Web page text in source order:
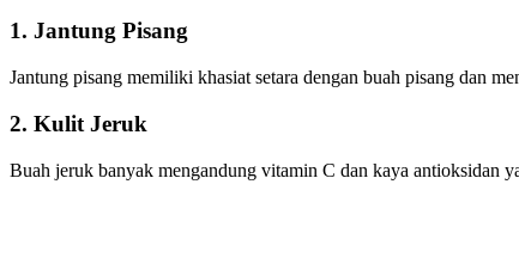
1. Jantung Pisang
Jantung pisang memiliki khasiat setara dengan buah pisang dan
2. Kulit Jeruk
Buah jeruk banyak mengandung vitamin C dan kaya antioksidan